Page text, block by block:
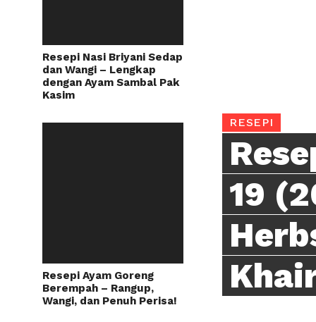
Resepi Nasi Briyani Sedap
dan Wangi – Lengkap
dengan Ayam Sambal Pak
Kasim
Resepi Ayam Goreng
Berempah – Rangup,
Wangi, dan Penuh Perisa!
RESEPI
19